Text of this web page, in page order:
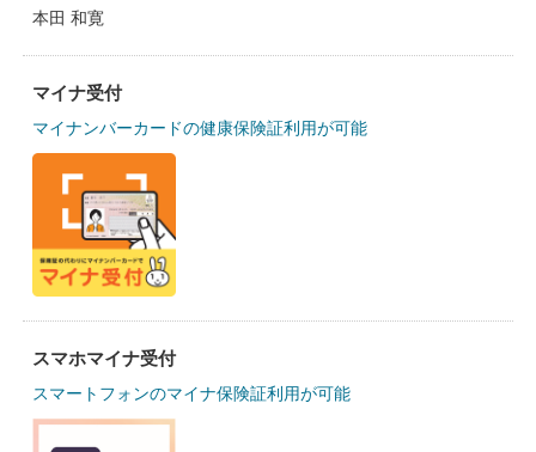
本田 和寛
マイナ受付
マイナンバーカードの健康保険証利用が可能
スマホマイナ受付
スマートフォンのマイナ保険証利用が可能